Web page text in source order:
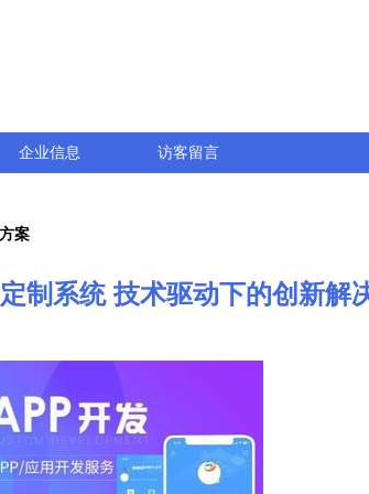
企业信息 访客留言
案
制系统 技术驱动下的创新解